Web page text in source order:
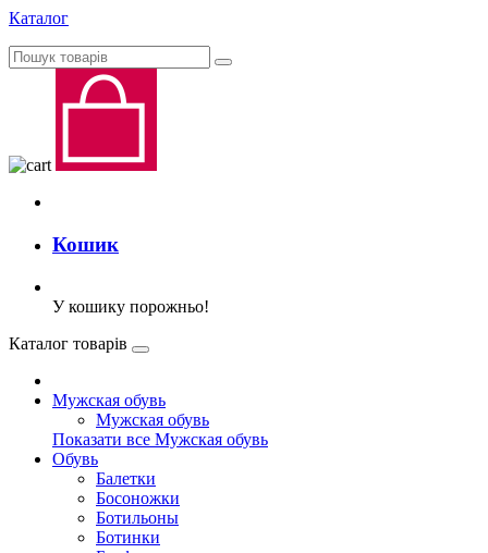
Каталог
Кошик
У кошику порожньо!
Каталог товарів
Мужская обувь
Мужская обувь
Показати все Мужская обувь
Обувь
Балетки
Босоножки
Ботильоны
Ботинки